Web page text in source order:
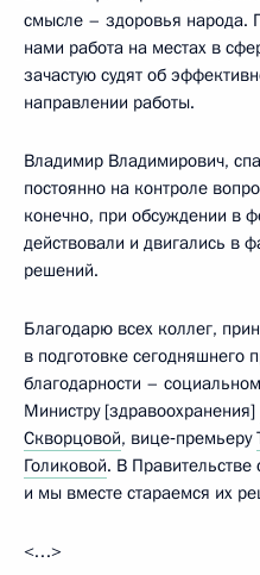
смысле – здоровья народа.
нами работа на местах в
зачастую судят об
направлении работы.
Владимир Владимирович,
постоянно на контроле
конечно, при обсуждении в
действовали и двигались в
решений.
Благодарю всех коллег,
в подготовке сегодняшнего
благодарности –
Министру [здравоохранения]
Скворцовой, вице‑премьеру
Голиковой. В
и мы вместе стараемся их
<…>